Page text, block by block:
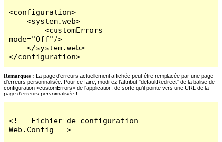
<configuration>
    <system.web>
        <customErrors
mode="Off"/>
    </system.web>
</configuration>
Remarques : La page d'erreurs actuellement affichée peut être remplacée par une page
d'erreurs personnalisée. Pour ce faire, modifiez l'attribut "defaultRedirect" de la balise de
configuration <customErrors> de l'application, de sorte qu'il pointe vers une URL de la
page d'erreurs personnalisée !
<!-- Fichier de configuration
Web.Config -->